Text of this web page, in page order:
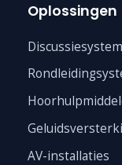
Oplossingen
AV-installaties